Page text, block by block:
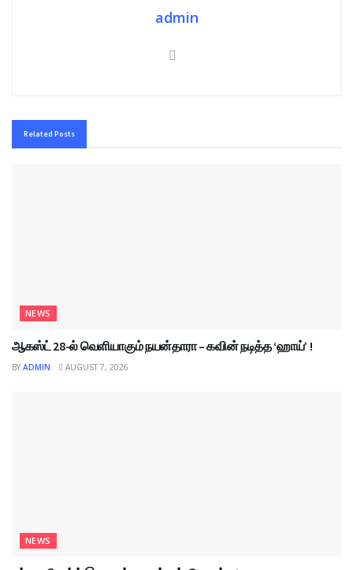
admin
Related Posts
NEWS
ஆகஸ்ட் 28-ல் வெளியாகும் நயன்தாரா – கவின் நடித்த ‘ஹாய்’ !
BY ADMIN AUGUST 7, 2026
NEWS